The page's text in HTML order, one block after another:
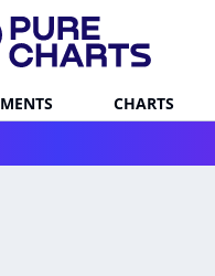
CHARTS